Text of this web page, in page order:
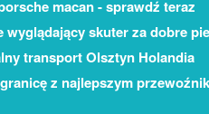
macan - sprawdź teraz
wyglądający skuter za dobre
transport Olsztyn Holandia
z najlepszym